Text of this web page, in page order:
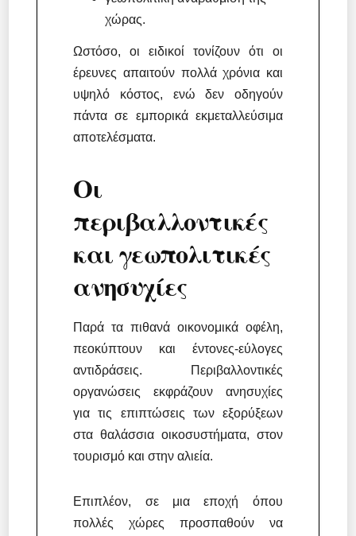
χώρας.
Ωστόσο, οι ειδικοί τονίζουν ότι οι
έρευνες απαιτούν πολλά χρόνια και
υψηλό κόστος, ενώ δεν οδηγούν
πάντα σε εμπορικά εκμεταλλεύσιμα
αποτελέσματα.
Οι
περιβαλλοντικές
και γεωπολιτικές
ανησυχίες
Παρά τα πιθανά οικονομικά οφέλη,
πεοκύπτουν και έντονες-εύλογες
αντιδράσεις. Περιβαλλοντικές
οργανώσεις εκφράζουν ανησυχίες
για τις επιπτώσεις των εξορύξεων
στα θαλάσσια οικοσυστήματα, στον
τουρισμό και στην αλιεία.
Επιπλέον, σε μια εποχή όπου
πολλές χώρες προσπαθούν να